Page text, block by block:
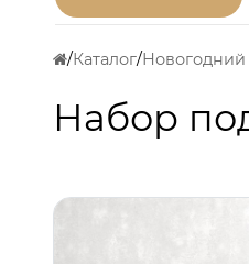
Каталог Новогодний
Набор